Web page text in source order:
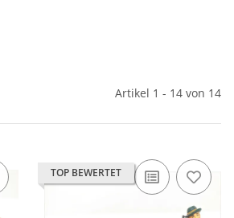
Artikel 1 - 14 von 14
TOP BEWERTET